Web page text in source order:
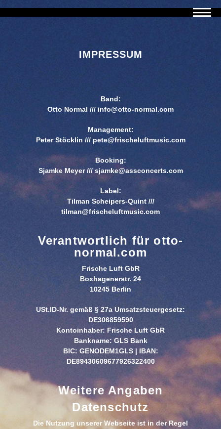
IMPRESSUM
Band:
Otto Normal /// info@otto-normal.com
Management:
Peter Stöcklin /// pete@frischeluftmusic.com
Booking:
Sjamke Meyer /// sjamke@assconcerts.com
Label:
Tilman Scheipers-Quint ///
tilman@frischeluftmusic.com
Verantwortlich für otto-
normal.com
Frische Luft GbR
Boxhagenerstr. 24
10245 Berlin
USt.ID-Nr. gemäß § 27a Umsatzsteuergesetz:
DE306859590
Kontoinhaber: Frische Luft GbR
Bankname: GLS Bank
BIC: GENODEM1GLS | IBAN:
DE89430609677926322400
Weitere Angaben
Datenschutz
Die Nutzung unserer Webseite ist in der Regel